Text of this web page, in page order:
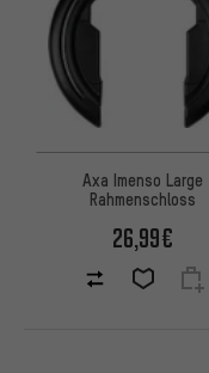
Axa Imenso Large
Rahmenschloss
26,99€